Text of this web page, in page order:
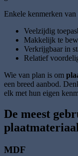
Enkele kenmerken van
Veelzijdig
Makkelijk te
Verkrijgbaar in
Relatief
Wie van plan is om
een breed aanbod.
elk met hun eigen
De meest
MDF